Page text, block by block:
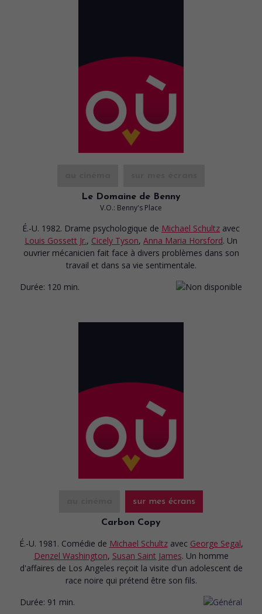
Le Domaine de Benny
V.O.: Benny's Place
É.-U. 1982. Drame psychologique de Michael Schultz avec
Louis Gossett Jr., Cicely Tyson, Anna Maria Horsford. Un
ouvrier mécanicien fait face à divers problèmes dans son
travail et dans sa vie sentimentale.
Durée: 120 min.
sur mes écrans
Carbon Copy
É.-U. 1981. Comédie de Michael Schultz avec George Segal,
Denzel Washington, Susan Saint James. Un homme
d'affaires de Los Angeles reçoit la visite d'un adolescent de
race noire qui prétend être son fils.
Durée: 91 min.